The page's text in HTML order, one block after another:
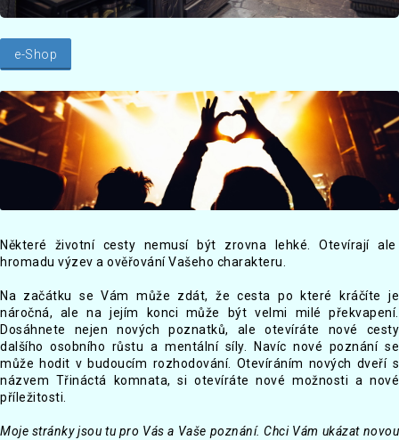
e-Shop
Některé životní cesty nemusí být zrovna lehké. Otevírají ale
hromadu výzev a ověřování Vašeho charakteru.
Na začátku se Vám může zdát, že cesta po které kráčíte je
náročná, ale na jejím konci může být velmi milé překvapení.
Dosáhnete nejen nových poznatků, ale otevíráte nové cesty
dalšího osobního růstu a mentální síly. Navíc nové poznání se
může hodit v budoucím rozhodování. Otevíráním nových dveří s
názvem Třináctá komnata, si otevíráte nové možnosti a nové
příležitosti.
Moje stránky jsou tu pro Vás a Vaše poznání. Chci Vám ukázat novou